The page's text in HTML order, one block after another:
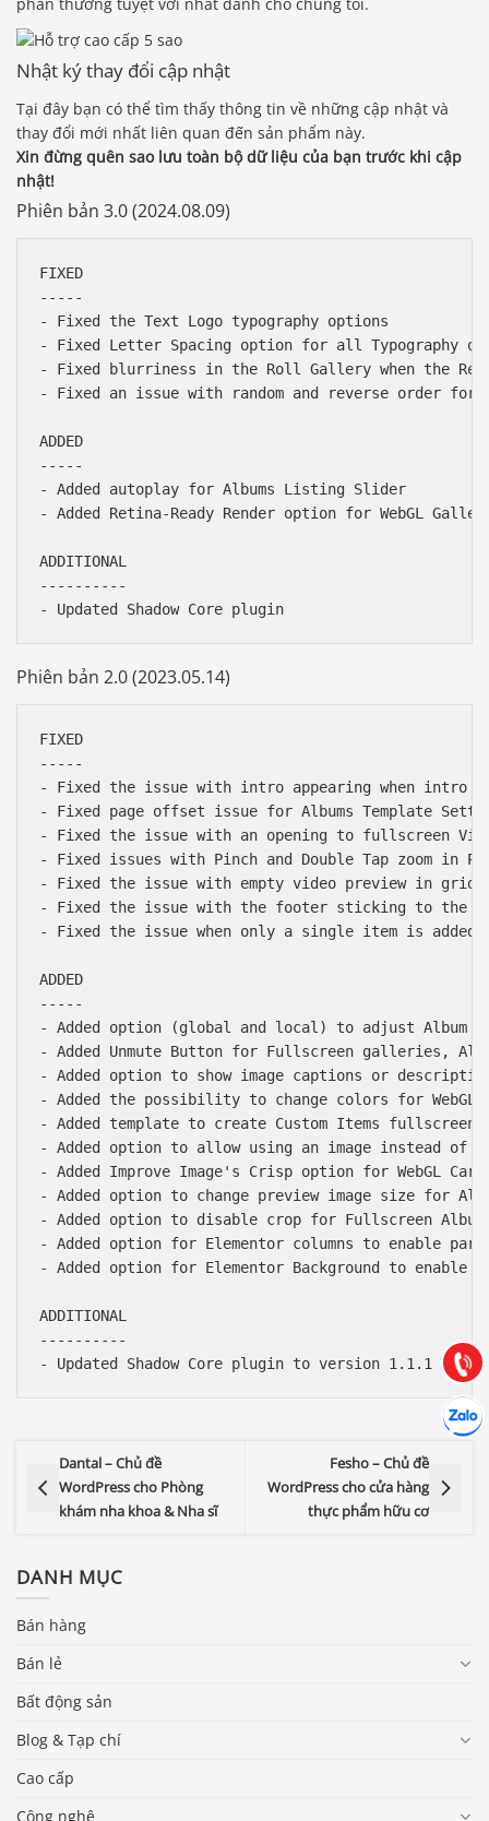
Nhật ký thay đổi cập nhật
Tại đây bạn có thể tìm thấy thông tin về những cập nhật và
thay đổi mới nhất liên quan đến sản phẩm này.
Xin đừng quên sao lưu toàn bộ dữ liệu của bạn trước khi cập
nhật!
Phiên bản 3.0 (2024.08.09)
FIXED
-----
- Fixed the Text Logo typography options
- Fixed Letter Spacing option for all Typography
- Fixed blurriness in the Roll Gallery when the
- Fixed an issue with random and reverse order for
ADDED
-----
- Added autoplay for Albums Listing Slider
- Added Retina-Ready Render option for WebGL
ADDITIONAL
----------
Phiên bản 2.0 (2023.05.14)
FIXED
-----
- Fixed the issue with intro appearing when intro
- Fixed page offset issue for Albums Template
- Fixed the issue with an opening to fullscreen
- Fixed issues with Pinch and Double Tap zoom in
- Fixed the issue with empty video preview in
- Fixed the issue with the footer sticking to the
- Fixed the issue when only a single item is added to
ADDED
-----
- Added option (global and local) to adjust
- Added Unmute Button for Fullscreen galleries,
- Added option to show image captions or
- Added the possibility to change colors for
- Added template to create Custom Items
- Added option to allow using an image instead of
- Added Improve Image's Crisp option for WebGL
- Added option to change preview image size for
- Added option to disable crop for Fullscreen
- Added option for Elementor columns to enable
- Added option for Elementor Background to
ADDITIONAL
----------
Dantal – Chủ đề
WordPress cho Phòng
khám nha khoa & Nha sĩ
Fesho – Chủ đề
WordPress cho cửa hàng
thực phẩm hữu cơ
DANH MỤC
Bán hàng
Bán lẻ
Bất động sản
Blog & Tạp chí
Cao cấp
Công nghệ
Gọi
Báo giá & Đặt hàng:
0903.976.769
(028) 22.166.144
Chát
Hợp tác